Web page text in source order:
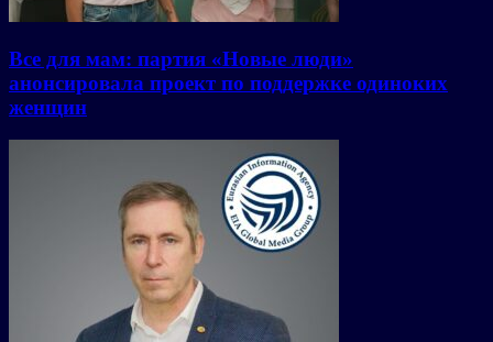
Все для мам: партия «Новые люди»
анонсировала проект по поддержке одиноких
женщин